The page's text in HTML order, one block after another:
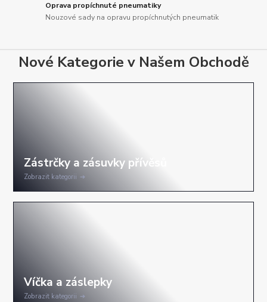
Oprava propíchnuté pneumatiky
Nouzové sady na opravu propíchnutých pneumatik
Nové Kategorie v Našem Obchodě
Zobrazit kategorii
Zobrazit kategorii